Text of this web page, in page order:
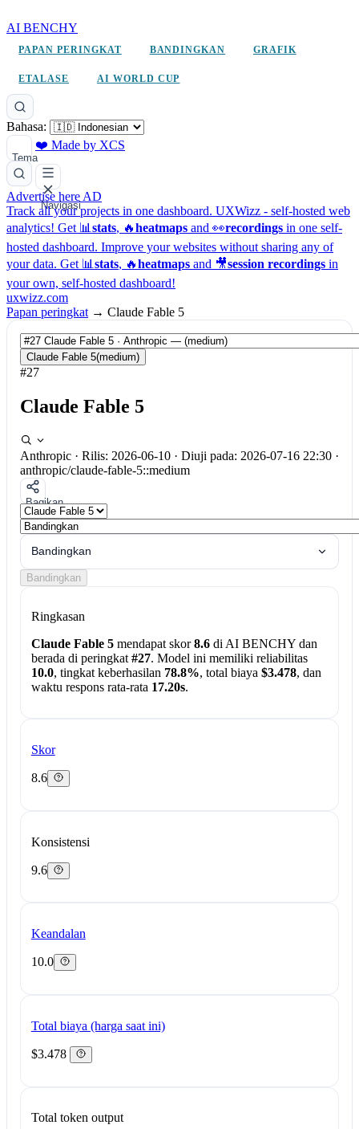
AI BENCHY
PAPAN PERINGKAT BANDINGKAN GRAFIK
ETALASE AI WORLD CUP
Bahasa:
Tema
❤️ Made by XCS
Navigasi
Advertise here AD
Track all your projects in one dashboard. UXWizz - self-hosted web
analytics! Get 📊 stats, 🔥heatmaps and 👀recordings in one self-
hosted dashboard. Improve your websites without sharing any of
your data. Get 📊 stats, 🔥heatmaps and 🎥session recordings in
your own, self-hosted dashboard!
uxwizz.com
Papan peringkat → Claude Fable 5
Claude Fable 5(medium)
#27
Claude Fable 5
Anthropic · Rilis: 2026-06-10 · Diuji pada: 2026-07-16 22:30 ·
anthropic/claude-fable-5::medium
Bagikan
Bandingkan
Bandingkan
Ringkasan
Claude Fable 5mendapat skor8.6di AI BENCHY dan
berada di peringkat #27. Model ini memiliki reliabilitas
10.0, tingkat keberhasilan 78.8%, total biaya $3.478, dan
waktu respons rata-rata 17.20s.
Skor
8.6
Konsistensi
9.6
Keandalan
10.0
Total biaya (harga saat ini)
$3.478
Total token output